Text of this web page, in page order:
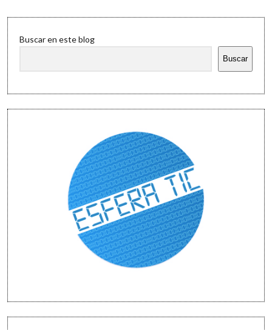
qué
Sidebar
Buscar en este blog
Buscar